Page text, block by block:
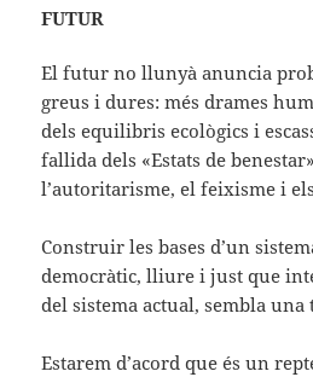
FUTUR
El futur no llunyà anuncia
greus i dures: més drames
dels equilibris ecològics i
fallida dels «Estats de
l’autoritarisme, el feixisme i
Construir les bases d’un
democràtic, lliure i just que
del sistema actual, sembla una
Estarem d’acord que és un